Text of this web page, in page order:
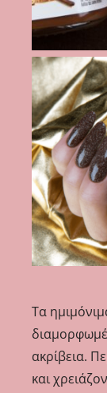
Τα
ακρίβεια.
και